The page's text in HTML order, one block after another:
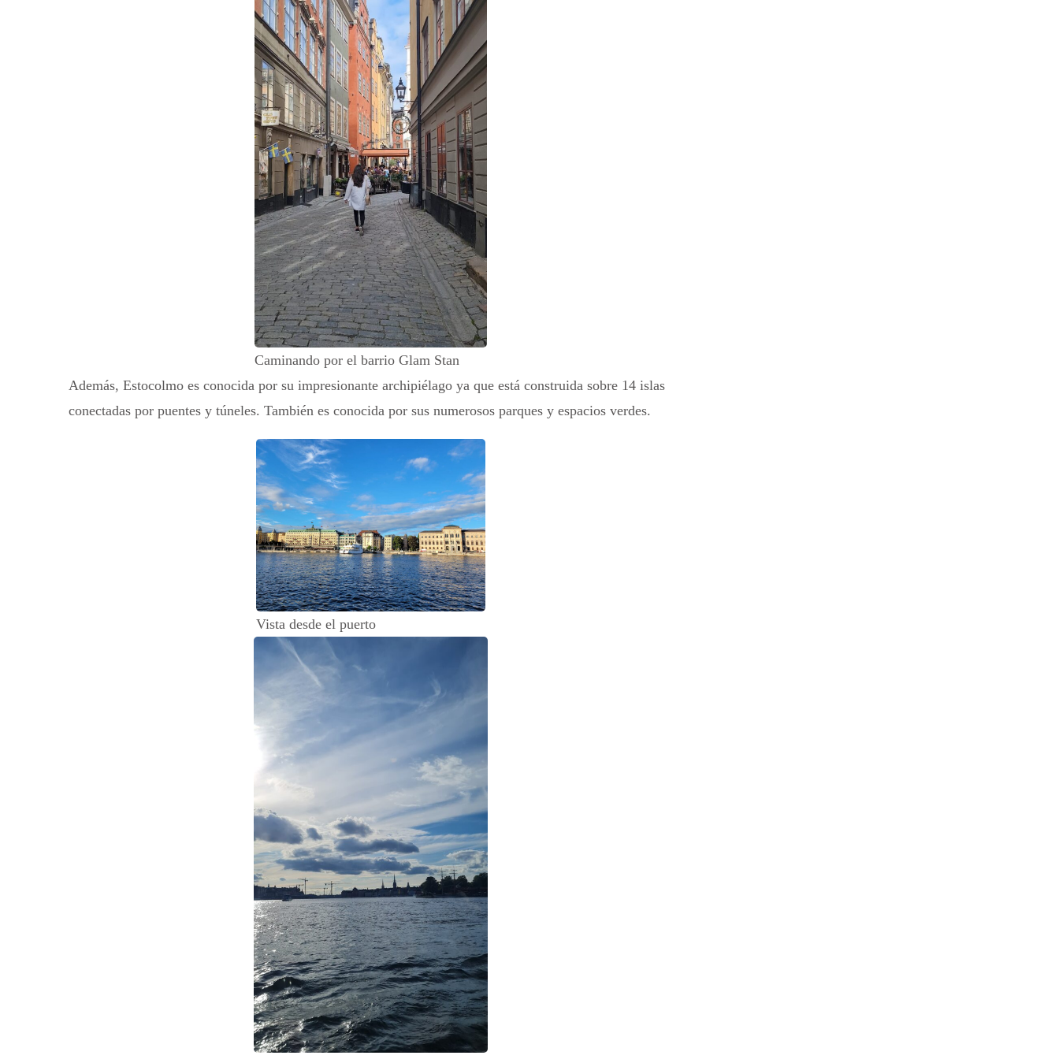
Caminando por el barrio Glam Stan
Además, Estocolmo es conocida por su impresionante archipiélago ya que está construida sobre 14 islas
conectadas por puentes y túneles. También es conocida por sus numerosos parques y espacios verdes.
Vista desde el puerto